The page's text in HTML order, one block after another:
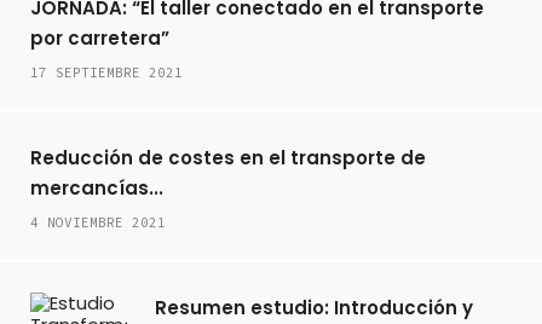
JORNADA: “El taller conectado en el transporte
por carretera”
17 SEPTIEMBRE 2021
Reducción de costes en el transporte de
mercancías...
4 NOVIEMBRE 2021
Resumen estudio: Introducción y